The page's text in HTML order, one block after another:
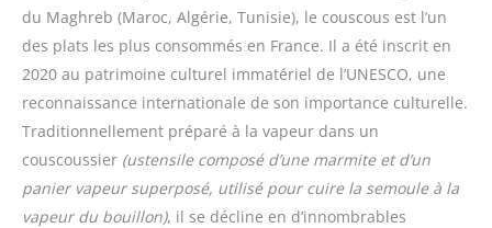
du Maghreb (Maroc, Algérie, Tunisie), le couscous est l’un
des plats les plus consommés en France. Il a été inscrit en
2020 au patrimoine culturel immatériel de l’UNESCO, une
reconnaissance internationale de son importance culturelle.
Traditionnellement préparé à la vapeur dans un
couscoussier (ustensile composé d’une marmite et d’un
panier vapeur superposé, utilisé pour cuire la semoule à la
vapeur du bouillon), il se décline en d’innombrables